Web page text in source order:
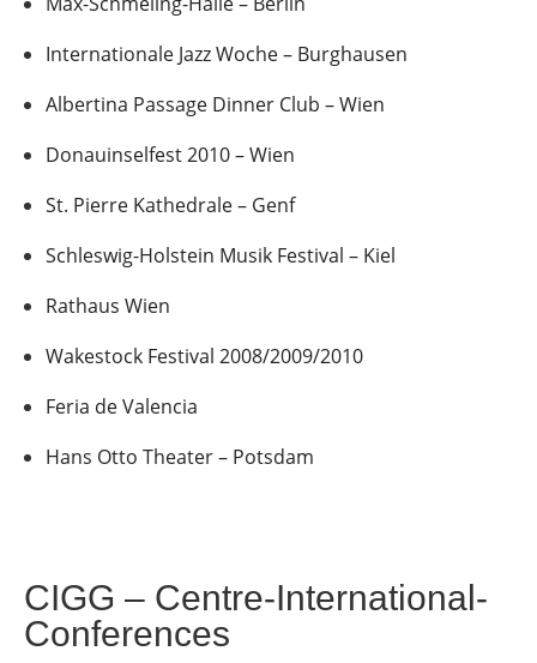
Internationale Jazz Woche – Burghausen
Albertina Passage Dinner Club – Wien
Donauinselfest 2010 – Wien
St. Pierre Kathedrale – Genf
Schleswig-Holstein Musik Festival – Kiel
Rathaus Wien
Wakestock Festival 2008/2009/2010
Feria de Valencia
Hans Otto Theater – Potsdam
CIGG – Centre-International-
Conferences